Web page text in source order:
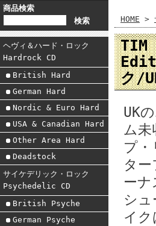
商品検索
ヘヴィ＆ハード・ロック
Hardrock CD
British Hard
German Hard
Nordic & Euro Hard
USA & Canadian Hard
Other Area Hard
Deadstock
サイケデリック・ロック
Psychedelic CD
British Psyche
German Psyche
HOME >
TIM
ク/
UK
ム
プ
タ
ー
シ
イ